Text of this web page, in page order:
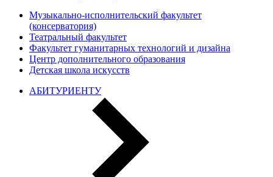
Музыкально-исполнительский факультет
(консерватория)
Театральный факультет
Факультет гуманитарных технологий и дизайна
Центр дополнительного образования
Детская школа искусств
АБИТУРИЕНТУ